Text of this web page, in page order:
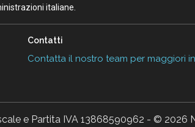
italiane.
Contatti
Contatta il nostro team per maggiori
e Partita IVA 13868590962 - © 2026